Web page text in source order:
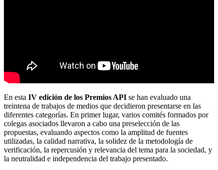
En esta IV edición de los Premios API se han evaluado una
treintena de trabajos de medios que decidieron presentarse en las
diferentes categorías. En primer lugar, varios comités formados por
colegas asociados llevaron a cabo una preselección de las
propuestas, evaluando aspectos como la amplitud de fuentes
utilizadas, la calidad narrativa, la solidez de la metodología de
verificación, la repercusión y relevancia del tema para la sociedad, y
la neutralidad e independencia del trabajo presentado.